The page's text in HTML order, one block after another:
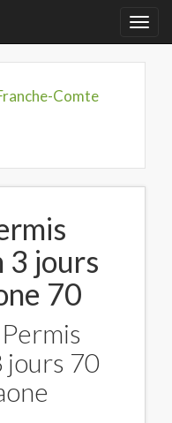
Comte
3 jours
70
jours 70